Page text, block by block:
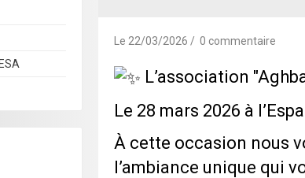
Le 22/03/2026 0 commentaire
L’association
Le 28 mars 2026 à
À cette occasion nous
l’ambiance unique qui